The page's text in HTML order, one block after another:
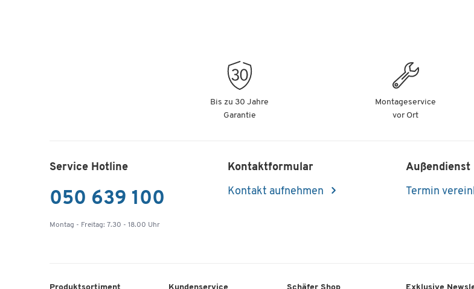
Bis zu 30 Jahre
Garantie
Montageservice
vor Ort
Service Hotline
050 639 100
Montag - Freitag: 7.30 - 18.00 Uhr
Kontaktformular
Kontakt aufnehmen
Außendienst
Termin